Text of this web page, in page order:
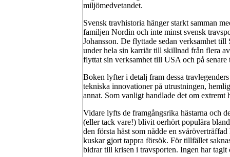
miljömedvetandet.
Svensk travhistoria hänger starkt samman
familjen Nordin och inte minst svensk
Johansson. De flyttade sedan verksamhet
under hela sin karriär till skillnad från flera
flyttat sin verksamhet till USA och på
Boken lyfter i detalj fram dessa
tekniska innovationer på utrustningen,
annat. Som vanligt handlade det om extremt
Vidare lyfts de framgångsrika hästarna och
(eller tack vare!) blivit oerhört populära
den första häst som nådde en
kuskar gjort tappra försök. För tillfället
bidrar till krisen i travsporten. Ingen har tagit